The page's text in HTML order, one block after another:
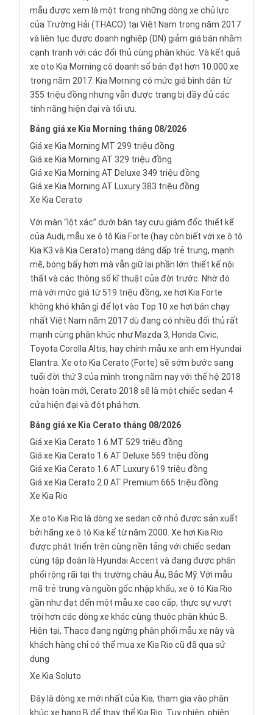
mẫu được xem là một trong những dòng xe chủ lực
của Trường Hải (THACO) tại Việt Nam trong năm 2017
và liên tục được doanh nghiệp (DN) giảm giá bán nhằm
cạnh tranh với các đối thủ cùng phân khúc. Và kết quả
xe oto Kia Morning có doanh số bán đạt hơn 10.000 xe
trong năm 2017. Kia Morning có mức giá bình dân từ
355 triệu đồng nhưng vẫn được trang bị đầy đủ các
tính năng hiện đại và tối ưu.
Bảng giá xe Kia Morning tháng 08/2026
Giá xe Kia Morning MT 299 triệu đồng
Giá xe Kia Morning AT 329 triệu đồng
Giá xe Kia Morning AT Deluxe 349 triệu đồng
Giá xe Kia Morning AT Luxury 383 triệu đồng
Xe Kia Cerato
Với màn “lột xác” dưới bàn tay cựu giám đốc thiết kế
của Audi, mẫu xe ô tô Kia Forte (hay còn biết với xe ô tô
Kia K3 và Kia Cerato) mang dáng dấp trẻ trung, mạnh
mẽ, bóng bẩy hơn mà vẫn giữ lại phần lớn thiết kế nội
thất và các thông số kĩ thuật của đời trước. Nhờ đó
mà với mức giá từ 519 triệu đồng, xe hơi Kia Forte
không khó khăn gì để lọt vào Top 10 xe hơi bán chạy
nhất Việt Nam năm 2017 dù đang có nhiều đối thủ rất
mạnh cùng phân khúc như Mazda 3, Honda Civic,
Toyota Corolla Altis, hay chính mẫu xe anh em Hyundai
Elantra . Xe oto Kia Cerato (Forte) sẽ sớm bước sang
tuổi đời thứ 3 của mình trong năm nay với thế hệ 2018
hoàn toàn mới, Cerato 2018 sẽ là một chiếc sedan 4
cửa hiện đại và đột phá hơn.
Bảng giá xe Kia Cerato tháng 08/2026
Giá xe Kia Cerato 1.6 MT 529 triệu đồng
Giá xe Kia Cerato 1.6 AT Deluxe 569 triệu đồng
Giá xe Kia Cerato 1.6 AT Luxury 619 triệu đồng
Giá xe Kia Cerato 2.0 AT Premium 665 triệu đồng
Xe Kia Rio
Xe oto Kia Rio là dòng xe sedan cỡ nhỏ được sản xuất
bởi hãng xe ô tô Kia kể từ năm 2000. Xe hơi Kia Rio
được phát triển trên cùng nền tảng với chiếc sedan
cùng tập đoàn là Hyundai Accent và đang được phân
phối rộng rãi tại thị trường châu Âu, Bắc Mỹ. Với mẫu
mã trẻ trung và nguồn gốc nhập khẩu, xe ô tô Kia Rio
gần như đạt đến một mẫu xe cao cấp, thực sự vượt
trội hơn các dòng xe khác cùng thuộc phân khúc B.
Hiện tại, Thaco đang ngừng phân phối mẫu xe này và
khách hàng chỉ có thể mua xe Kia Rio cũ đã qua sử
dụng
Xe Kia Soluto
Đây là dòng xe mới nhất của Kia, tham gia vào phân
khúc xe hạng B để thay thể Kia Rio. Tuy nhiên, phiên